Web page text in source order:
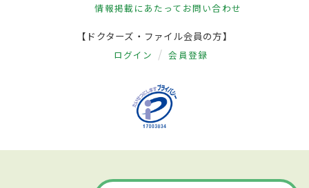
情報掲載にあたって お問い合わせ
【ドクターズ・ファイル会員の方】
ログイン 会員登録